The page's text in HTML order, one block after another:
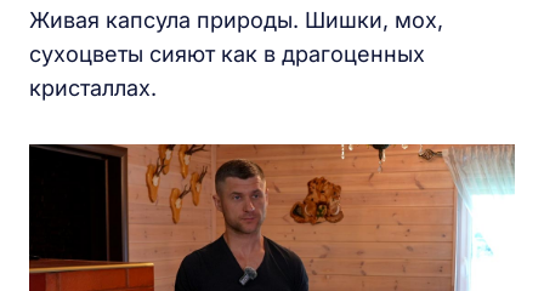
Живая капсула природы. Шишки, мох,
сухоцветы сияют как в драгоценных
кристаллах.